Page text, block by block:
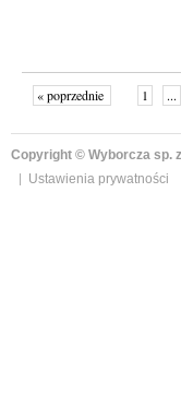
« poprzednie 1 ...
Copyright © Wyborcza sp.
Ustawienia prywatności